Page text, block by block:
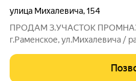
улица Михалевича,154
ПРОДАМ З.УЧАСТОК
г.Раменское, ул.Михалевича /
Зeмли нaселенных пунктов.
иcпoльзoвaния земeльнoгo